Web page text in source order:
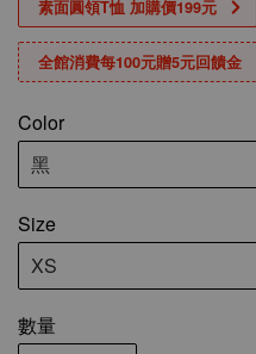
素面圓領T恤 加購價199元
全館消費每100元贈5元回饋金
Color
Size
數量